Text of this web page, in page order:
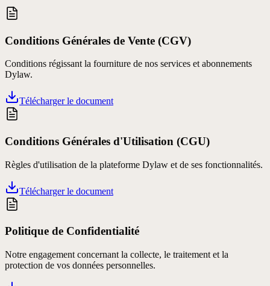
Conditions Générales de Vente (CGV)
Conditions régissant la fourniture de nos services et abonnements
Dylaw.
Télécharger le document
Conditions Générales d'Utilisation (CGU)
Règles d'utilisation de la plateforme Dylaw et de ses fonctionnalités.
Télécharger le document
Politique de Confidentialité
Notre engagement concernant la collecte, le traitement et la
protection de vos données personnelles.